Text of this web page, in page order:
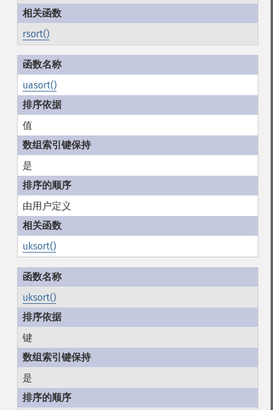
rsort()
uasort()
值
是
由用户定义
uksort()
uksort()
键
是